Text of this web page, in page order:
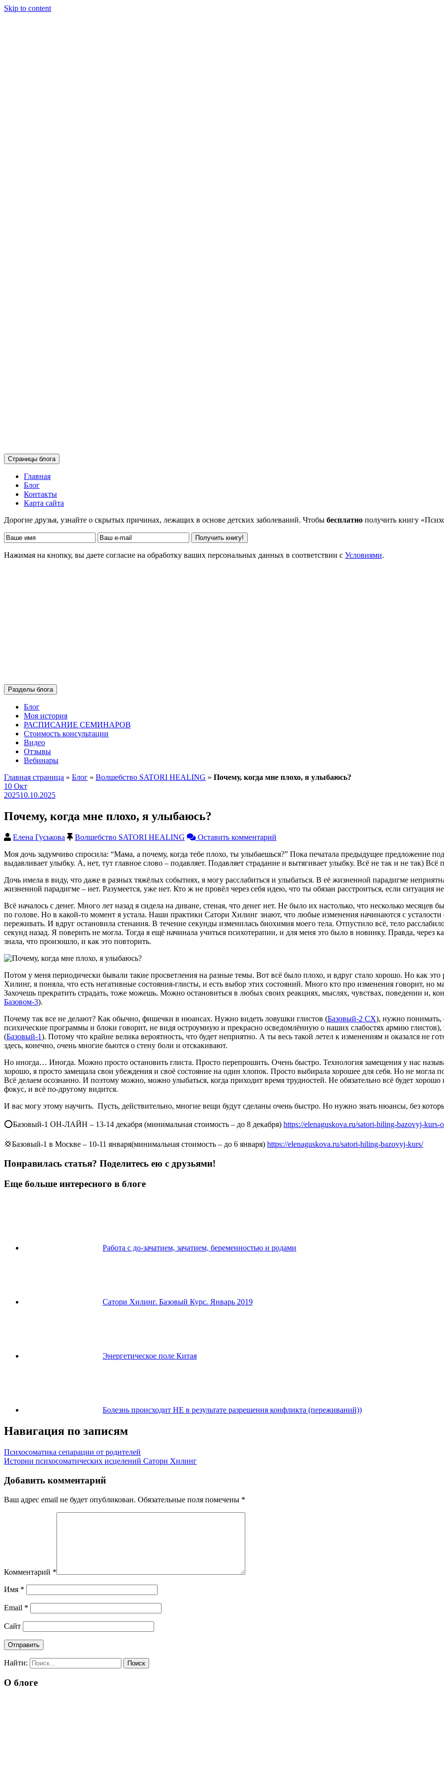
Skip to content
Страницы блога
Главная
Блог
Контакты
Карта сайта
Дорогие друзья, узнайте о скрытых причинах, лежащих в основе детских заболеваний. Чтобы бесплатно получить книгу
Нажимая на кнопку, вы даете согласие на обработку ваших персональных данных в соответствии с Условиями.
Разделы блога
Блог
Моя история
РАСПИСАНИЕ СЕМИНАРОВ
Стоимость консультации
Видео
Отзывы
Вебинары
Главная страница » Блог » Волшебство SATORI HEALING » Почему, когда мне плохо, я улыбаюсь?
10 Окт
202510.10.2025
Почему, когда мне плохо, я улыбаюсь?
Елена Гуськова Волшебство SATORI HEALING
Оставить комментарий
Моя дочь задумчиво спросила: “Мама, а почему, когда тебе плохо, ты улыбаешься?” Пока печатала предыдущее предложение
выдавливает улыбку. А, нет, тут главное слово – подавляет. Подавляет страдание и вытягивает улыбку. Всё не так и не так) Всё
Дочь имела в виду, что даже в разных тяжёлых событиях, я могу расслабиться и улыбаться. В её жизненной парадигме
жизненной парадигме – нет. Разумеется, уже нет. Кто ж не провёл через себя идею, что ты обязан расстроиться, если ситуация
Всё началось с денег. Много лет назад я сидела на диване, стеная, что денег нет. Не было их настолько, что несколько месяцев
по голове. Но в какой-то момент я устала. Наши практики Сатори Хилинг знают, что любые изменения начинаются с усталости
переживать. И вдруг остановила стенания. В течение секунды изменилась биохимия моего тела. Отпустило всё, тело
секунд назад. Я поверить не могла. Тогда я ещё начинала учиться психотерапии, и для меня это было в новинку. Правда, через
знала, что произошло, и как это повторить.
Потом у меня периодически бывали такие просветления на разные темы. Вот всё было плохо, и вдруг стало хорошо. Но как это
Хилинг, я поняла, что есть негативные состояния-глисты, и есть выбор этих состояний. Много кто про изменения говорит, но
Захочешь прекратить страдать, тоже можешь. Можно остановиться в любых своих реакциях, мыслях, чувствах, поведении и,
Базовом-3).
Почему так все не делают? Как обычно, фишечки в нюансах. Нужно видеть ловушки глистов (Базовый-2 СХ), нужно понимать,
психические программы и блоки говорит, не видя остроумную и прекрасно осведомлённую о наших слабостях армию
(Базовый-1). Потому что крайне велика вероятность, что будет неприятно. А ты весь такой летел к изменениям и оказался не
здесь, конечно, очень многие бьются о стену боли и отскакивают.
Но иногда… Иногда. Можно просто остановить глиста. Просто перепрошить. Очень быстро. Технология замещения у нас
хорошо, я просто замещала свои убеждения и своё состояние на один хлопок. Просто выбирала хорошее для себя. Но не могла
Всё делаем осознанно. И поэтому можно, можно улыбаться, когда приходит время трудностей. Не обязательно всё будет
фокус, и всё по-другому видится.
И вас могу этому научить. Пусть, действительно, многие вещи будут сделаны очень быстро. Но нужно знать нюансы, без
⭕️Базовый-1 ОН-ЛАЙН – 13-14 декабря (минимальная стоимость – до 8 декабря) https://elenaguskova.ru/satori-hiling-bazovyj-kurs-
💢Базовый-1 в Москве – 10-11 января(минимальная стоимость – до 6 января) https://elenaguskova.ru/satori-hiling-bazovyj-kurs/
Понравилась статья? Поделитесь ею с друзьями!
Еще больше интересного в блоге
Работа с до-зачатием, зачатием, беременностью и родами
Сатори Хилинг. Базовый Курс. Январь 2019
Энергетическое поле Китая
Болезнь происходит НЕ в результате разрешения конфликта (переживаний))
Навигация по записям
Психосоматика сепарации от родителей
Истории психосоматических исцелений Сатори Хилинг
Добавить комментарий
Ваш адрес email не будет опубликован. Обязательные поля помечены *
Комментарий *
Имя *
Email *
Сайт
Найти:
О блоге